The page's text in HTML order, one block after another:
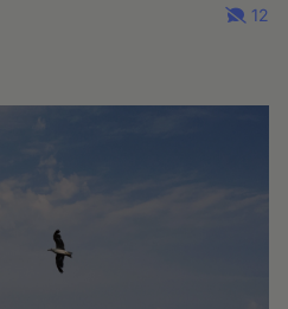
12